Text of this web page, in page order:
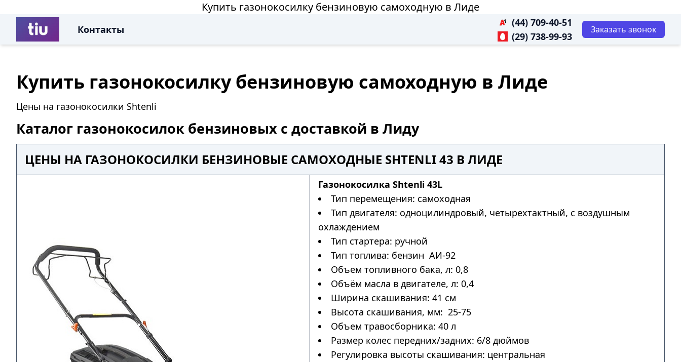
Купить газонокосилку бензиновую самоходную в Лиде
Контакты
(44) 709-40-51
(29) 738-99-93
Заказать звонок
Купить газонокосилку бензиновую самоходную в Лиде
Цены на газонокосилки Shtenli
Каталог газонокосилок бензиновых с доставкой в Лиду
ЦЕНЫ НА ГАЗОНОКОСИЛКИ БЕНЗИНОВЫЕ САМОХОДНЫЕ SHTENLI 43 В ЛИДЕ
Газонокосилка Shtenli 43L
Тип перемещения: самоходная
Тип двигателя: одноцилиндровый, четырехтактный, с воздушным
охлаждением
Тип стартера: ручной
Тип топлива: бензин АИ-92
Объем топливного бака, л: 0,8
Объём масла в двигателе, л: 0,4
Ширина скашивания: 41 см
Высота скашивания, мм: 25-75
Объем травосборника: 40 л
Размер колес передних/задних: 6/8 дюймов
Регулировка высоты скашивания: центральная